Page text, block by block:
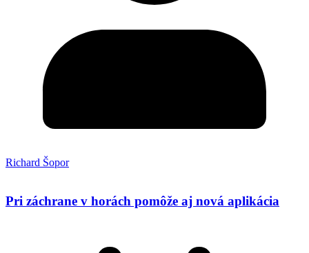
Richard Šopor
Pri záchrane v horách pomôže aj nová aplikácia